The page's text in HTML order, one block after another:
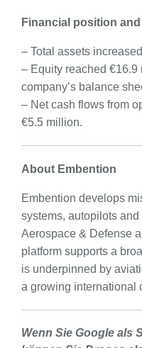
Financial position
– Total assets
– Equity reached
company’s balance
– Net cash flows from
€5.5 million.
About Embention
Embention develops
systems, autopilots
Aerospace & Defense
platform supports a
is underpinned by
a growing international
Wenn Sie Google als